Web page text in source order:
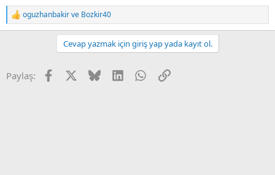
T
e
e
oguzhanbakirve Bozkir40
Cevap yazmak için giriş yap yada kayıt ol.
Paylaş: Facebook BlueskyLinkedInWhatsApp
Link